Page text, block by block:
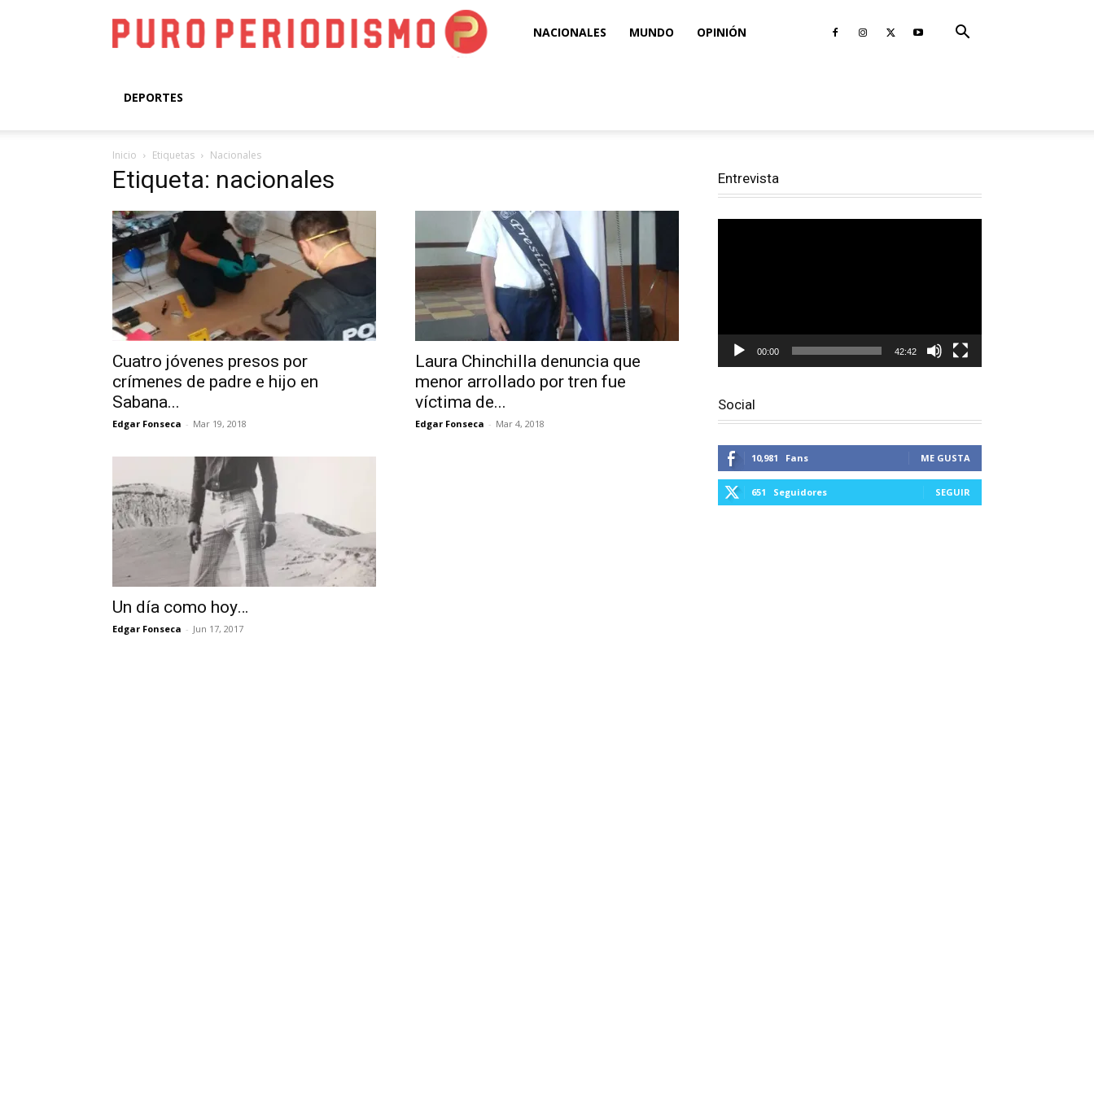
Puro NACIONALES MUNDO OPINIÓN
DEPORTES
Inicio Etiquetas Nacionales
Etiqueta: nacionales
Cuatro jóvenes presos por
crímenes de padre e hijo en
Sabana...
Edgar Fonseca - Mar 19, 2018
Laura Chinchilla denuncia que
menor arrollado por tren fue
víctima de...
Edgar Fonseca - Mar 4, 2018
Un día como hoy…
Edgar Fonseca - Jun 17, 2017
Entrevista
00:00 42:42
Social
10,981 Fans ME GUSTA
651 Seguidores SEGUIR